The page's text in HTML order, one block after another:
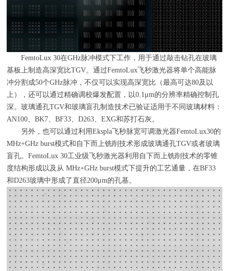
FemtoLux 30在GHz脉冲模式下工作，用于通过敲击钻孔在玻璃
基板上制造高深宽比TGV。通过FemtoLux 飞秒激光器将单个高能脉
冲分割成50个GHz脉冲，不仅可以实现高深宽比（最高可达80及以
上），还可以通过精确调校爆发配置，以0.1μm的分辨率精确控制孔
深。玻璃通孔TGV和玻璃盲孔制造技术已验证适用于不同玻璃材料：
AN100、BK7、BF33、D263、EXG和苏打石灰。
另外，也可以通过利用Ekspla飞秒脉宽可调激光器FemtoLux30的
MHz+GHz burst模式和自下而上铣削技术形成玻璃通孔TGV或者玻璃
盲孔。FemtoLux 30工业级飞秒激光器利用自下而上铣削技术的零锥
度结构形成以及从 MHz+GHz burst模式下提升的工艺通量，在BF33
和D263玻璃中形成了直径200μm的孔基。